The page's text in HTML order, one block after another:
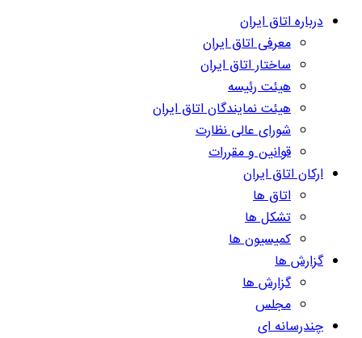
درباره اتاق ایران
معرفی اتاق ایران
ساختار اتاق ایران
هیئت رئیسه
هیئت نمایندگان اتاق ایران
شورای عالی نظارت
قوانین و مقررات
ارکان اتاق ایران
اتاق ها
تشکل ها
کمیسیون ها
گزارش ها
گزارش ها
مجلس
چندرسانه ای